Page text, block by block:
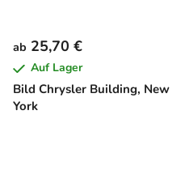
Bild Chrysler Building, New
York
ab 25,70 €
Auf Lager